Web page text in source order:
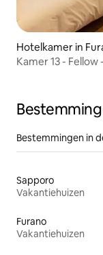
Hotelkamer in
Kamer 13 - Fellow
Bestemmingen in
Sapporo
Vakantiehuizen
Furano
Vakantiehuizen